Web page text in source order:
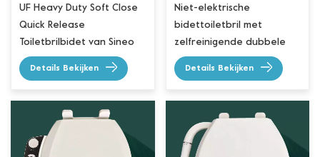
UF Heavy Duty Soft Close
Quick Release
Toiletbrilbidet van Sineo
voor Europa
Details Bekijken
Niet-elektrische
bidettoiletbril met
zelfreinigende dubbele
sproeiers voor
langwerpige toiletten
Details Bekijken